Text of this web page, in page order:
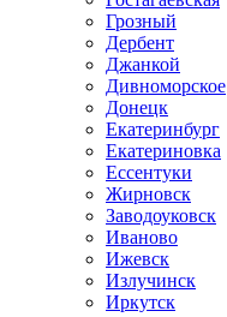
Грозный
Дербент
Джанкой
Дивноморское
Донецк
Екатеринбург
Екатериновка
Ессентуки
Жирновск
Заводоуковск
Иваново
Ижевск
Излучинск
Иркутск